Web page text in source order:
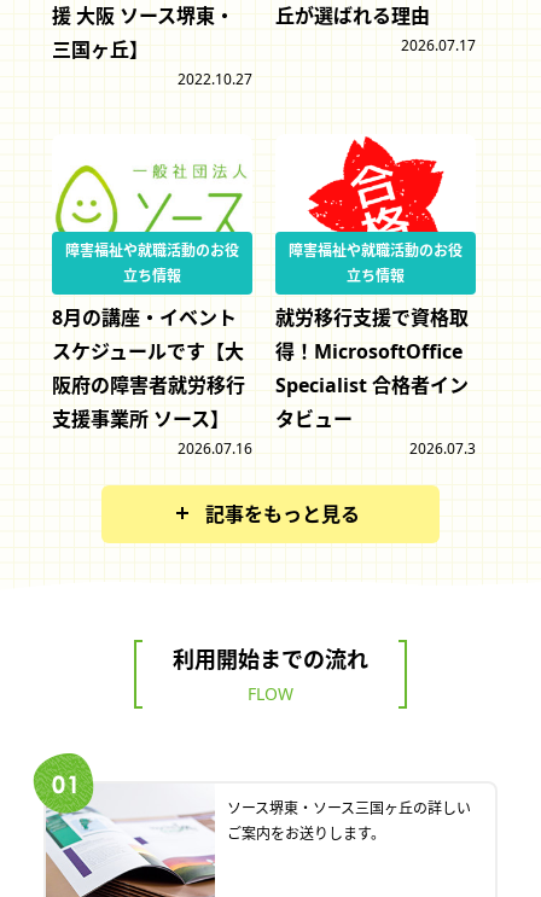
援 大阪 ソース堺東・
三国ヶ丘】
2022.10.27
丘が選ばれる理由
2026.07.17
障害福祉や就職活動のお役
立ち情報
8月の講座・イベント
スケジュールです【大
阪府の障害者就労移行
支援事業所 ソース】
2026.07.16
障害福祉や就職活動のお役
立ち情報
就労移行支援で資格取
得！MicrosoftOffice
Specialist 合格者イン
タビュー
2026.07.3
記事をもっと見る
利用開始までの流れ
FLOW
ソース堺東・ソース三国ヶ丘の詳しい
ご案内をお送りします。